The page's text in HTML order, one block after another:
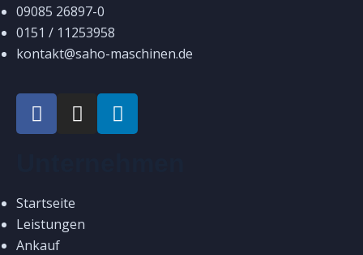
09085 26897-0
0151 / 11253958
kontakt@saho-maschinen.de
Startseite
Leistungen
Ankauf